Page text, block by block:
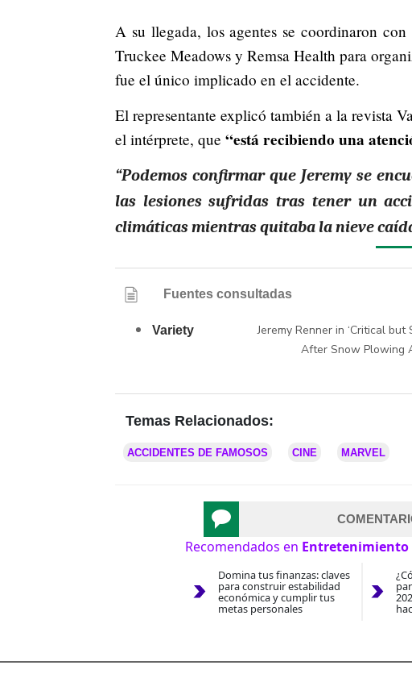
A su llegada, los agentes se coordinaron
Truckee Meadows y Remsa Health para
fue el único implicado en el accidente.
El representante explicó también a la revista
el intérprete, que “está recibiendo una
“Podemos confirmar que Jeremy se
las lesiones sufridas tras tener un
climáticas mientras quitaba la nieve
Fuentes consultadas
Variety
Jeremy Renner in ‘Critical but
After Snow Plowing
Temas Relacionados:
ACCIDENTES DE FAMOSOS CINE MARVEL
Recomendados en Entretenimiento
Domina tus finanzas: claves
para construir estabilidad
económica y cumplir tus
metas personales